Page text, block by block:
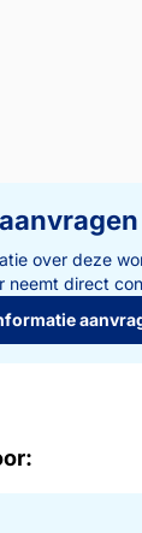
over deze
neemt direct